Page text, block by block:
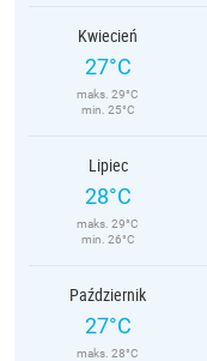
Kwiecień
27°C
maks. 29°C
min. 25°C
Lipiec
28°C
maks. 29°C
min. 26°C
Październik
27°C
maks. 28°C